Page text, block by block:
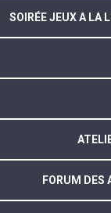
SOIRÉE JEUX A LA
FORUM DES